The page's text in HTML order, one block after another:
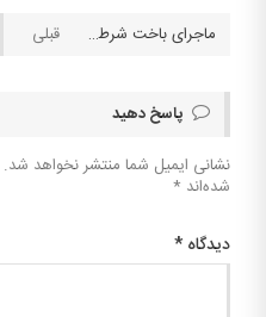
ماجرای باخت شرطبندی بیت کوین ۲۷۵ میلیون دلاری دریک
پاسخ دهید
نشانی ایمیل شما منتشر نخواهد شد.
شده‌اند *
دیدگاه *